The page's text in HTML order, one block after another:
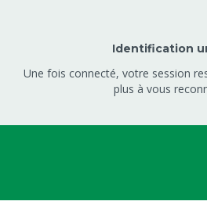
Identification
Une fois connecté, votre session
plus à vous